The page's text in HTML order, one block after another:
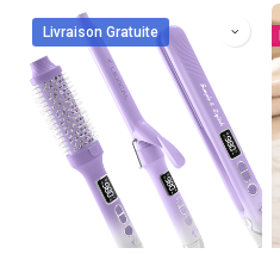
Livraison Gratuite